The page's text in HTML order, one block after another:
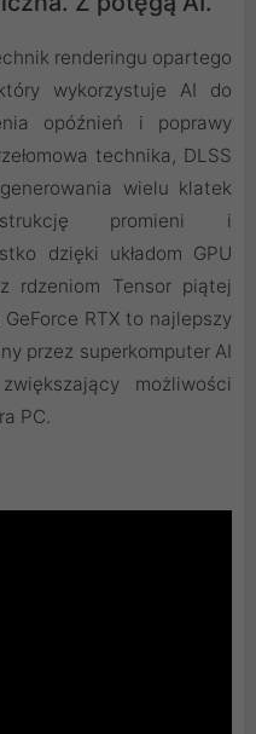
renderingu opartego
wykorzystuje AI do
opóźnień i poprawy
technika, DLSS
wielu klatek
promieni i
dzięki układom GPU
rdzeniom Tensor piątej
RTX to najlepszy
przez superkomputer AI
możliwości
PC.